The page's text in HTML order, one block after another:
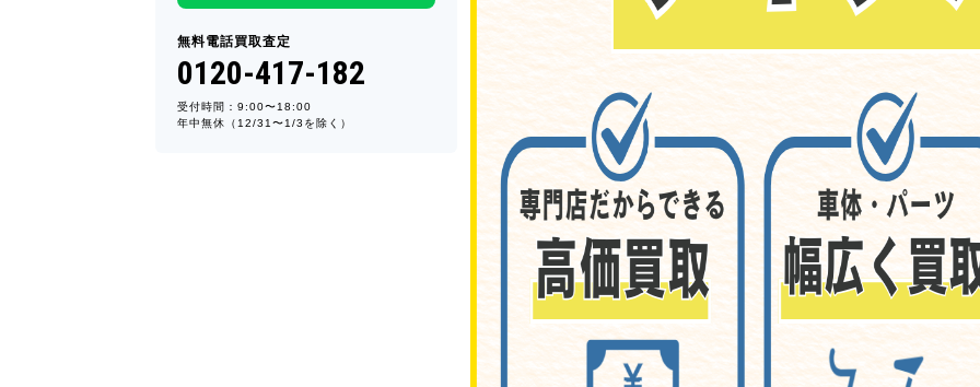
無料電話買取査定
0120-417-182
受付時間：9:00〜18:00
年中無休（12/31〜1/3を除く）